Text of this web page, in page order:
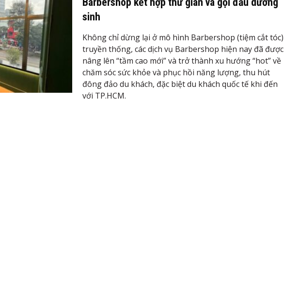
sinh
Không chỉ dừng lại ở mô hình Barbershop (tiệm cắt tóc)
truyền thống, các dịch vụ Barbershop hiện nay đã được
nâng lên “tầm cao mới” và trở thành xu hướng “hot” về
chăm sóc sức khỏe và phục hồi năng lượng, thu hút
đông đảo du khách, đặc biệt du khách quốc tế khi đến
với TP.HCM.